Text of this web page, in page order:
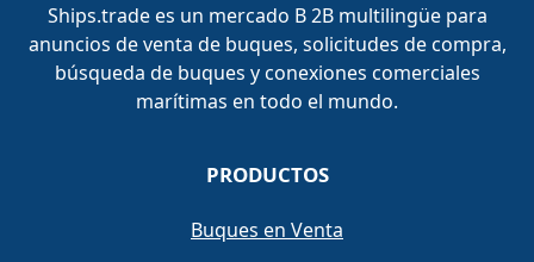
Ships.trade es un mercado B 2B multilingüe para
anuncios de venta de buques, solicitudes de compra,
búsqueda de buques y conexiones comerciales
marítimas en todo el mundo.
PRODUCTOS
Buques en Venta